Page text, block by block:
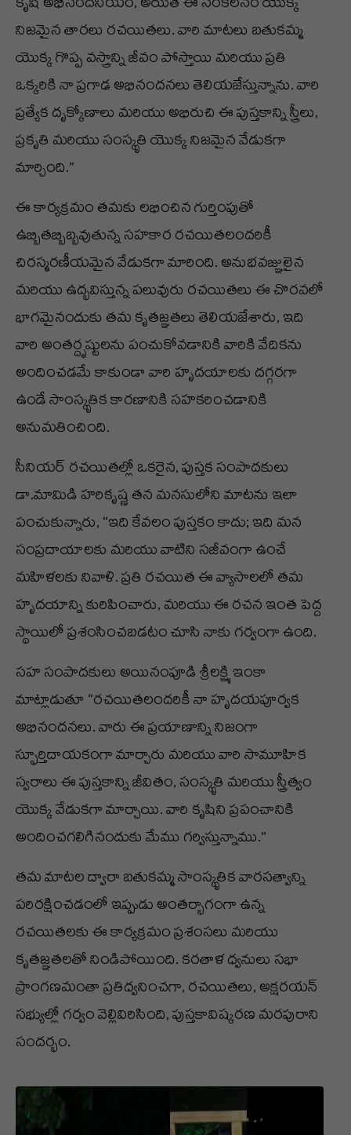
నిజమైన తారలు రచయితలు. వారి మాటలు బతుకమ్మ
యొక్క గొప్ప వస్త్రాన్ని జీవం పోస్తాయి మరియు ప్రతి
ఒక్కరికి నా ప్రగాఢ అభినందనలు తెలియజేస్తున్నాను. వారి
ప్రత్యేక దృక్కోణాలు మరియు అభిరుచి ఈ పుస్తకాన్ని స్త్రీలు,
ప్రకృతి మరియు సంస్కృతి యొక్క నిజమైన వేడుకగా
మార్చింది.”
ఈ కార్యక్రమం తమకు లభించిన గుర్తింపుతో
ఉబ్బితబ్బిబ్బవుతున్న సహకార రచయితలందరికీ
చిరస్మరణీయమైన వేడుకగా మారింది. అనుభవజ్ఞులైన
మరియు ఉద్భవిస్తున్న పలువురు రచయితలు ఈ చొరవలో
భాగమైనందుకు తమ కృతజ్ఞతలు తెలియజేశారు, ఇది
వారి అంతర్దృష్టులను పంచుకోవడానికి వారికి వేదికను
అందించడమే కాకుండా వారి హృదయాలకు దగ్గరగా
ఉండే సాంస్కృతిక కారణానికి సహకరించడానికి
అనుమతించింది.
సీనియర్ రచయితల్లో ఒకరైన, పుస్తక సంపాదకులు
డా.మామిడి హరికృష్ణ తన మనసులోని మాటను ఇలా
పంచుకున్నారు, “ఇది కేవలం పుస్తకం కాదు; ఇది మన
సంప్రదాయాలకు మరియు వాటిని సజీవంగా ఉంచే
మహిళలకు నివాళి. ప్రతి రచయిత ఈ వ్యాసాలలో తమ
హృదయాన్ని కురిపించారు, మరియు ఈ రచన ఇంత పెద్ద
స్థాయిలో ప్రశంసించబడటం చూసి నాకు గర్వంగా ఉంది.
సహ సంపాదకులు అయినంపూడి శ్రీలక్ష్మి ఇంకా
మాట్లాడుతూ “రచయితలందరికీ నా హృదయపూర్వక
అభినందనలు. వారు ఈ ప్రయాణాన్ని నిజంగా
స్ఫూర్తిదాయకంగా మార్చారు మరియు వారి సామూహిక
స్వరాలు ఈ పుస్తకాన్ని జీవితం, సంస్కృతి మరియు స్త్రీత్వం
యొక్క వేడుకగా మార్చాయి. వారి కృషిని ప్రపంచానికి
అందించగలిగినందుకు మేము గర్విస్తున్నాము.”
తమ మాటల ద్వారా బతుకమ్మ సాంస్కృతిక వారసత్వాన్ని
పరిరక్షించడంలో ఇప్పుడు అంతర్భాగంగా ఉన్న
రచయితలకు ఈ కార్యక్రమం ప్రశంసలు మరియు
కృతజ్ఞతలతో నిండిపోయింది. కరతాళ ధ్వనులు సభా
ప్రాంగణమంతా ప్రతిధ్వనించగా, రచయితలు, అక్షరయన్
సభ్యుల్లో గర్వం వెల్లివిరిసింది, పుస్తకావిష్కరణ మరపురాని
సందర్భం.